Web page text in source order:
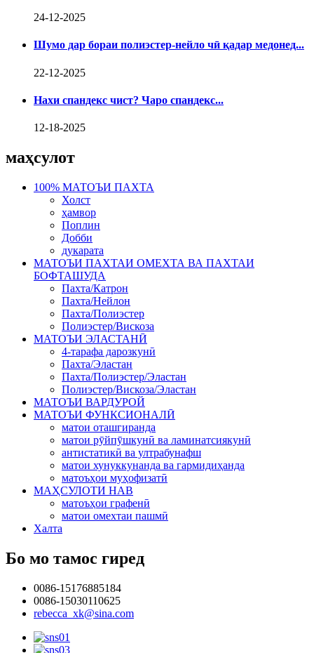
24-12-2025
Шумо дар бораи полиэстер-нейло чӣ қадар медонед...
22-12-2025
Нахи спандекс чист? Чаро спандекс...
12-18-2025
маҳсулот
100% МАТОЪИ ПАХТА
Холст
ҳамвор
Поплин
Добби
дукарата
МАТОЪИ ПАХТАИ ОМЕХТА ВА ПАХТАИ
БОФТАШУДА
Пахта/Катрон
Пахта/Нейлон
Пахта/Полиэстер
Полиэстер/Вискоза
МАТОЪИ ЭЛАСТАНӢ
4-тарафа дарозкунӣ
Пахта/Эластан
Пахта/Полиэстер/Эластан
Полиэстер/Вискоза/Эластан
МАТОЪИ ВАРДУРОЙ
МАТОЪИ ФУНКСИОНАЛӢ
матои оташгиранда
матои рӯйпӯшкунӣ ва ламинатсиякунӣ
антистатикӣ ва ултрабунафш
матои хунуккунанда ва гармидиҳанда
матоъҳои муҳофизатӣ
МАҲСУЛОТИ НАВ
матоъҳои графенӣ
матои омехтаи пашмӣ
Халта
Бо мо тамос гиред
0086-15176885184
0086-15030110625
rebecca_xk@sina.com